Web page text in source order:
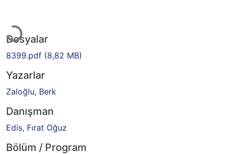
Yükleniyor...
Dosyalar
8399.pdf (8,82 MB)
Yazarlar
Zaloğlu, Berk
Danışman
Edis, Fırat Oğuz
Bölüm / Program